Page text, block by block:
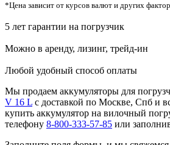
*Цена зависит от курсов валют и других
5 лет гарантии на погрузчик
Можно в аренду, лизинг, трейд-ин
Любой удобный способ оплаты
Мы продаем аккумуляторы для
V 16 L с доставкой по Москве, Спб и
купить аккумулятор на вилочный
телефону 8-800-333-57-85 или